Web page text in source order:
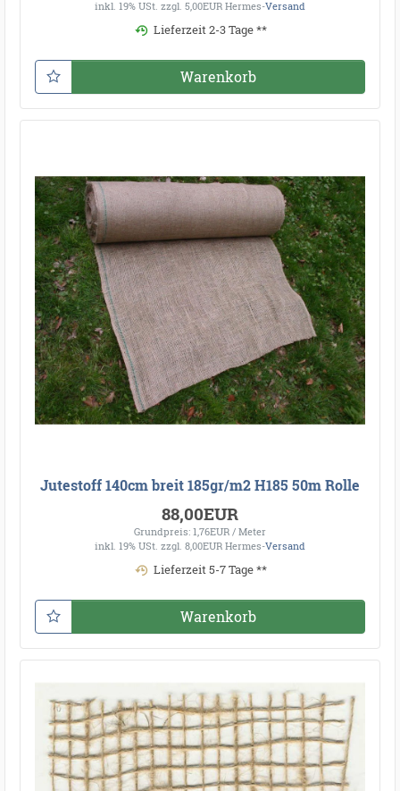
inkl. 19% USt. zzgl. 5,00EUR Hermes-Versand
Lieferzeit 2-3 Tage **
Warenkorb
Jutestoff 140cm breit 185gr/m2 H185 50m Rolle
88,00EUR
Grundpreis: 1,76EUR / Meter
inkl. 19% USt. zzgl. 8,00EUR Hermes-Versand
Lieferzeit 5-7 Tage **
Warenkorb